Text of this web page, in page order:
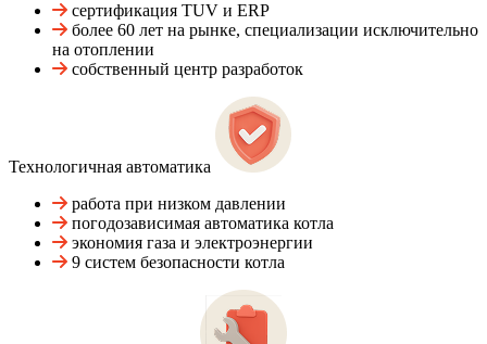
сертификация TUV и ERP
более 60 лет на рынке, специализации исключительно
на отоплении
собственный центр разработок
Технологичная автоматика
работа при низком давлении
погодозависимая автоматика котла
экономия газа и электроэнергии
9 систем безопасности котла